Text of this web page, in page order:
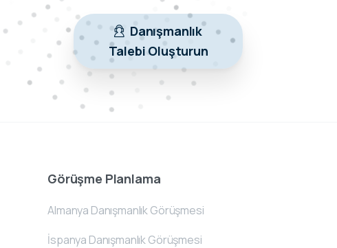
Danışmanlık
Talebi Oluşturun
Görüşme Planlama
Almanya Danışmanlık Görüşmesi
İspanya Danışmanlık Görüşmesi